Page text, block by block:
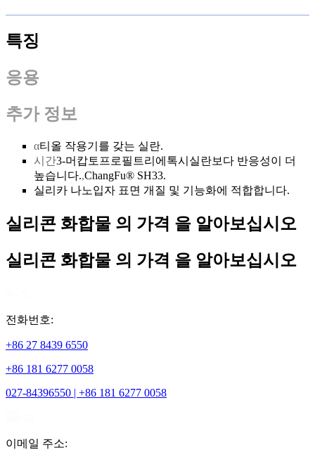
특징
응용
추가 정보
α티올 작용기를 갖는 실란.
시간3-머캅토프로필트리에톡시실란보다 반응성이 더
높습니다.,ChangFu® SH33.
실리카 나노입자 표면 개질 및 기능화에 적합합니다.
실리콘 화합물 의 가격 을 알아보십시오
실리콘 화합물 의 가격 을 알아보십시오
전화번호:
+86 27 8439 6550
+86 181 6277 0058
027-84396550 | +86 181 6277 0058
이메일 주소: